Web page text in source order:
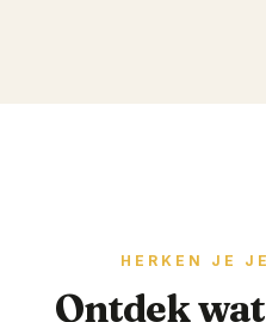
HERKEN JE
Ontdek